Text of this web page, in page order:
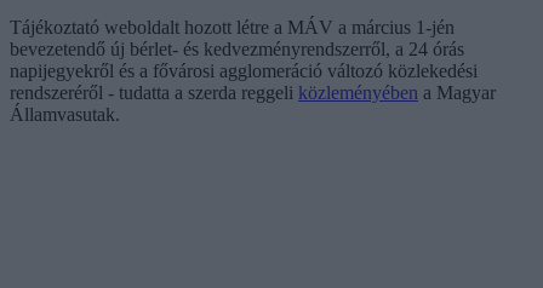
Tájékoztató weboldalt hozott létre a MÁV a március 1-jén
bevezetendő új bérlet- és kedvezményrendszerről, a 24 órás
napijegyekről és a fővárosi agglomeráció változó közlekedési
rendszeréről - tudatta a szerda reggeli közleményében a Magyar
Államvasutak.